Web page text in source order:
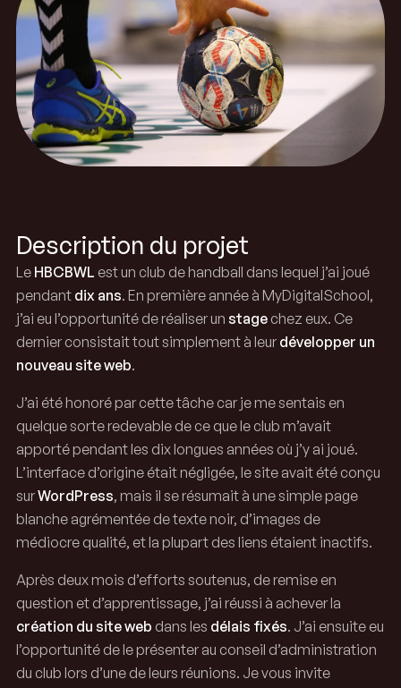
HBCBWL
Description du projet
Le HBCBWL est un club de handball dans lequel j’ai joué
pendant dix ans. En première année à MyDigitalSchool,
j’ai eu l’opportunité de réaliser un stagechez eux. Ce
dernier consistait tout simplement à leur développer un
nouveau site web.
J’ai été honoré par cette tâche car je me sentais en
quelque sorte redevable de ce que le club m’avait
apporté pendant les dix longues années où j’y ai joué.
L’interface d’origine était négligée, le site avait été conçu
surWordPress, mais il se résumait à une simple page
blanche agrémentée de texte noir, d’images de
médiocre qualité, et la plupart des liens étaient inactifs.
Après deux mois d’efforts soutenus, de remise en
question et d’apprentissage, j’ai réussi à achever la
création du site web dans les délais fixés. J’ai ensuite eu
l’opportunité de le présenter au conseil d’administration
du club lors d’une de leurs réunions. Je vous invite